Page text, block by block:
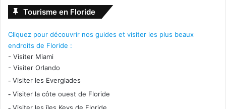
Tourisme en Floride
Cliquez pour découvrir nos guides et visiter les plus beaux
endroits de Floride :
- Visiter Miami
- Visiter Orlando
- Visiter les Everglades
- Visiter la côte ouest de Floride
- Visiter les îles Keys de Floride